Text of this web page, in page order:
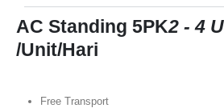
AC Standing 5PK2 - 4
/Unit/Hari
Free Transport